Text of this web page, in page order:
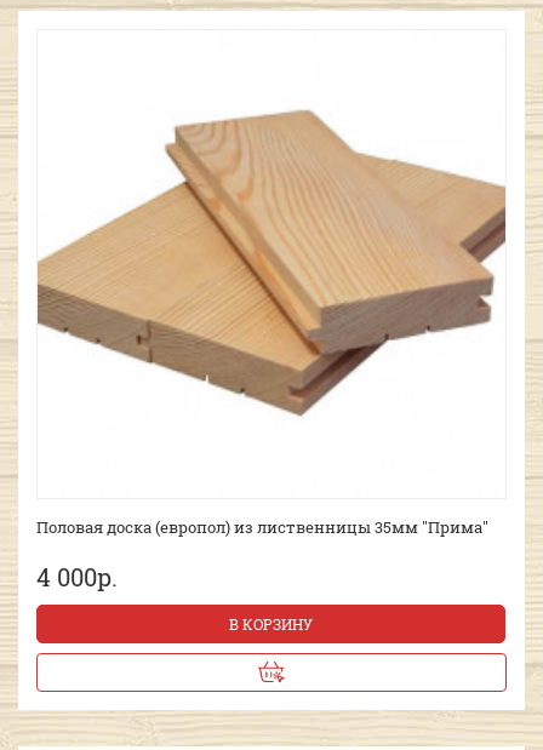
Половая доска (европол) из лиственницы 35мм "Прима"
4 000р.
В КОРЗИНУ